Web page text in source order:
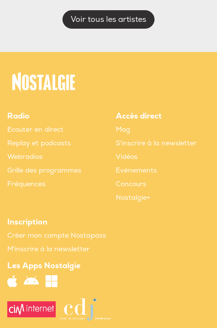
Voir tous les artistes
Radio
Ecouter en direct
Replay et podcasts
Webradios
Grille des programmes
Fréquences
Accès direct
Mag
S'inscrire à la newsletter
Vidéos
Evènements
Concours
Nostalgie+
Inscription
Créer mon compte Nostapass
M'inscrire à la newsletter
Les Apps Nostalgie